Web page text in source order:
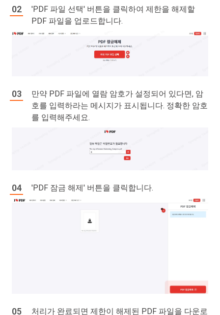
'PDF 파일 선택' 버튼을 클릭하여 제한을 해제할
PDF 파일을 업로드합니다.
만약 PDF 파일에 열람 암호가 설정되어 있다면, 암
호를 입력하라는 메시지가 표시됩니다. 정확한 암호
를 입력해주세요.
'PDF 잠금 해제' 버튼을 클릭합니다.
처리가 완료되면 제한이 해제된 PDF 파일을 다운로